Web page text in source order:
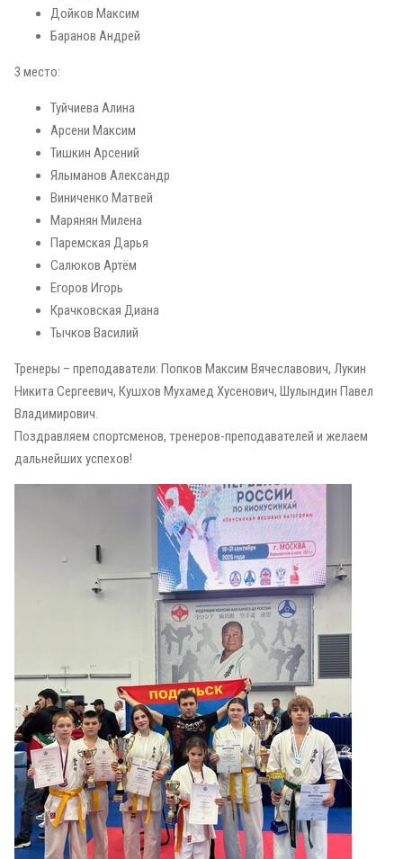
Дойков Максим
Баранов Андрей
3 место:
Туйчиева Алина
Арсени Максим
Тишкин Арсений
Ялыманов Александр
Виниченко Матвей
Марянян Милена
Паремская Дарья
Салюков Артём
Егоров Игорь
Крачковская Диана
Тычков Василий
Тренеры – преподаватели: Попков Максим Вячеславович, Лукин
Никита Сергеевич, Кушхов Мухамед Хусенович, Шулындин Павел
Владимирович.
Поздравляем спортсменов, тренеров-преподавателей и желаем
дальнейших успехов!